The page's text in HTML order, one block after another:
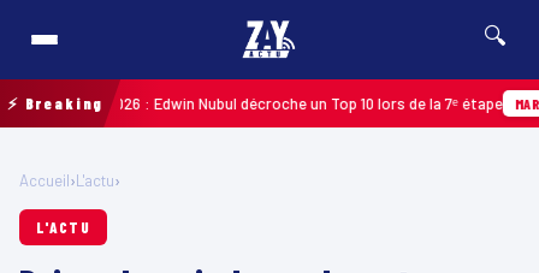
🔍
⚡ Breaking2026 : Edwin Nubul décroche un Top 10 lors de la 7ᵉ étape
Accueil›L'actu›
L'ACTU